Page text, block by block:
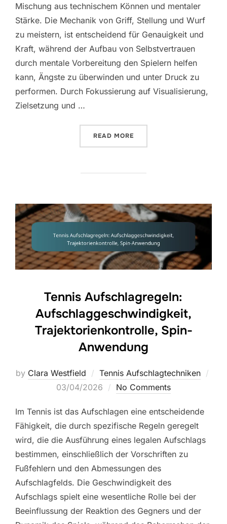
Mischung aus technischem Können und mentaler
Stärke. Die Mechanik von Griff, Stellung und Wurf
zu meistern, ist entscheidend für Genauigkeit und
Kraft, während der Aufbau von Selbstvertrauen
durch mentale Vorbereitung den Spielern helfen
kann, Ängste zu überwinden und unter Druck zu
performen. Durch Fokussierung auf Visualisierung,
Zielsetzung und …
READ MORE
Tennis Aufschlagregeln:
Aufschlaggeschwindigkeit,
Trajektorienkontrolle, Spin-
Anwendung
by Clara Westfield
Tennis Aufschlagtechniken
Posted
03/04/2026 No Comments
Im Tennis ist das Aufschlagen eine entscheidende
Fähigkeit, die durch spezifische Regeln geregelt
wird, die die Ausführung eines legalen Aufschlags
bestimmen, einschließlich der Vorschriften zu
Fußfehlern und den Abmessungen des
Aufschlagfelds. Die Geschwindigkeit des
Aufschlags spielt eine wesentliche Rolle bei der
Beeinflussung der Reaktion des Gegners und der